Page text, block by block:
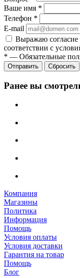
Ваше имя *
Телефон *
E-mail
Выражаю согласие
соответствии с
* — Обязательные
Отправить Сбросить
Ранее вы
Компания
Магазины
Политика
Информация
Помощь
Условия оплаты
Условия доставки
Гарантия на товар
Помощь
Блог